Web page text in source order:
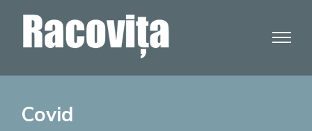
Covid